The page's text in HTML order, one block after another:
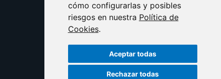
cómo configurarlas y posibles
riesgos en nuestra Política de
Cookies.
Aceptar todas
Rechazar todas